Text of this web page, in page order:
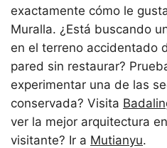
exactamente cómo le
Muralla. ¿Está buscando
en el terreno accidentado
pared sin restaurar?
experimentar una de las
conservada? Visita
ver la mejor arquitectura
visitante? Ir a Mutianyu.